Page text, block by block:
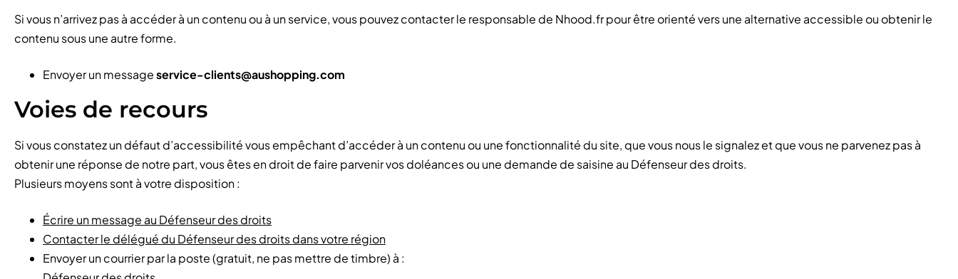
Si vous n’arrivez pas à accéder à un contenu ou à un service, vous pouvez contacter le responsable de Nhood.fr pour être orienté vers une alternative accessible ou obtenir le
contenu sous une autre forme.
Envoyer un messageservice-clients@aushopping.com
Voies de recours
Si vous constatez un défaut d’accessibilité vous empêchant d’accéder à un contenu ou une fonctionnalité du site, que vous nous le signalez et que vous ne parvenez pas à
obtenir une réponse de notre part, vous êtes en droit de faire parvenir vos doléances ou une demande de saisine au Défenseur des droits.
Plusieurs moyens sont à votre disposition :
Écrire un message au Défenseur des droits
Contacter le délégué du Défenseur des droits dans votre région
Envoyer un courrier par la poste (gratuit, ne pas mettre de timbre) à :